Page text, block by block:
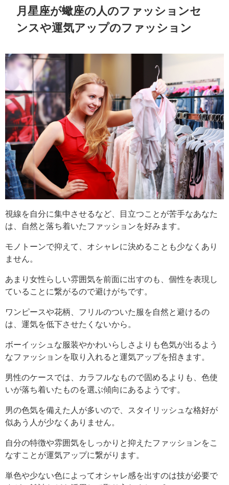
月星座が蠍座の人のファッションセ
ンスや運気アップのファッション
視線を自分に集中させるなど、目立つことが苦手なあなた
は、自然と落ち着いたファッションを好みます。
モノトーンで抑えて、オシャレに決めることも少なくあり
ません。
あまり女性らしい雰囲気を前面に出すのも、個性を表現し
ていることに繋がるので避けがちです。
ワンピースや花柄、フリルのついた服を自然と避けるの
は、運気を低下させたくないから。
ボーイッシュな服装やかわいらしさよりも色気が出るよう
なファッションを取り入れると運気アップを招きます。
男性のケースでは、カラフルなもので固めるよりも、色使
いが落ち着いたものを選ぶ傾向にあるようです。
男の色気を備えた人が多いので、スタイリッシュな格好が
似あう人が少なくありません。
自分の特徴や雰囲気をしっかりと抑えたファッションをこ
なすことが運気アップに繋がります。
単色や少ない色によってオシャレ感を出すのは技が必要で